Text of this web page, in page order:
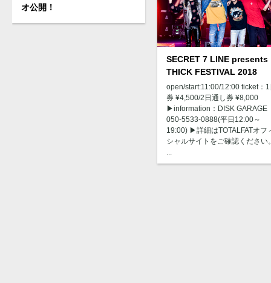
オ公開！
SECRET 7 LINE presents
THICK FESTIVAL 2018
open/start:11:00/12:00 ticket：
券 ¥4,500/2日通し券 ¥8,000
▶︎information：DISK
050-5533-0888(平日12:00～
19:00) ▶︎詳細はTOTALFATオフ
シャルサイトをご確認ください